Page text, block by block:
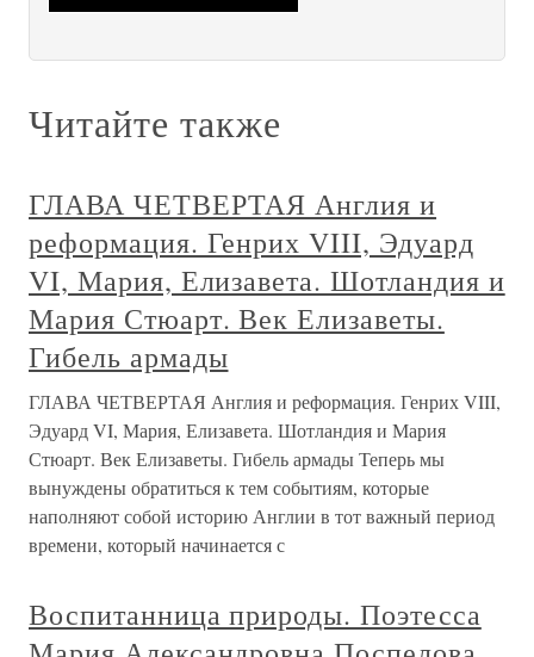
Читайте также
ГЛАВА ЧЕТВЕРТАЯ Англия и
реформация. Генрих VIII, Эдуард
VI, Мария, Елизавета. Шотландия и
Мария Стюарт. Век Елизаветы.
Гибель армады
ГЛАВА ЧЕТВЕРТАЯ Англия и реформация. Генрих VIII,
Эдуард VI, Мария, Елизавета. Шотландия и Мария
Стюарт. Век Елизаветы. Гибель армады Теперь мы
вынуждены обратиться к тем событиям, которые
наполняют собой историю Англии в тот важный период
времени, который начинается с
Воспитанница природы. Поэтесса